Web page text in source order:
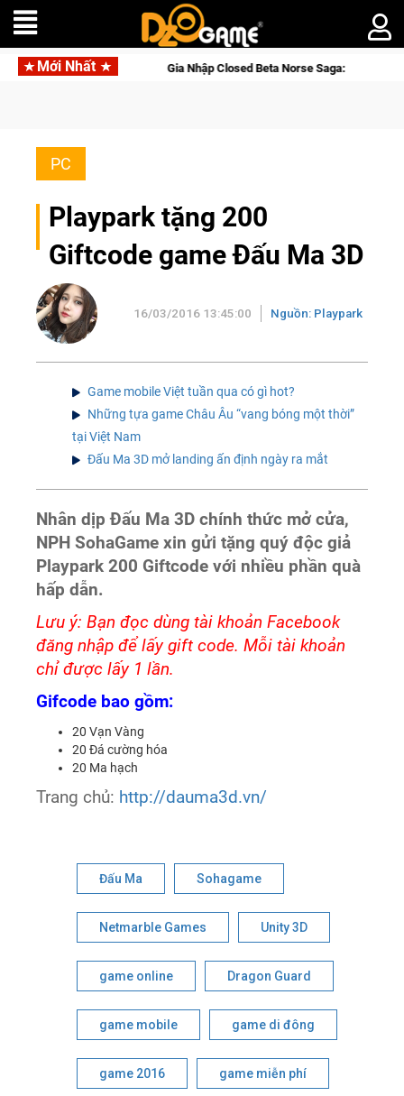
Mới Nhất Gia Nhập Closed Beta Norse Saga: Cửu Giới Thức
PC
Playpark tặng 200
Giftcode game Đấu Ma 3D
16/03/2016 13:45:00 Nguồn: Playpark
Game mobile Việt tuần qua có gì hot?
Những tựa game Châu Âu “vang bóng một thời”
tại Việt Nam
Đấu Ma 3D mở landing ấn định ngày ra mắt
Nhân dịp Đấu Ma 3D chính thức mở cửa,
NPH SohaGame xin gửi tặng quý độc giả
Playpark 200 Giftcode với nhiều phần quà
hấp dẫn.
Lưu ý: Bạn đọc dùng tài khoản Facebook
đăng nhập để lấy gift code. Mỗi tài khoản
chỉ được lấy 1 lần.
Gifcode bao gồm:
20 Vạn Vàng
20 Đá cường hóa
20 Ma hạch
Trang chủ: http://dauma3d.vn/
Đấu Ma Sohagame
Netmarble Games Unity 3D
game online Dragon Guard
game mobile game di đông
game 2016 game miễn phí